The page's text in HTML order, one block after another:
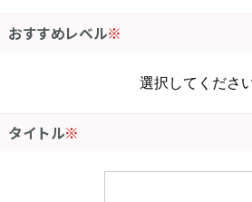
おすすめレベル※
タイトル※